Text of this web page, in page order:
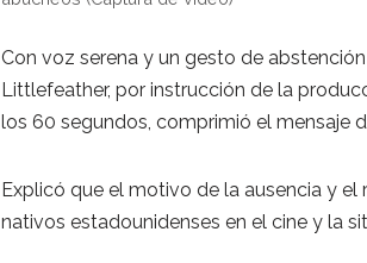
Con voz serena y un gesto de
Littlefeather, por instrucción de la
los 60 segundos, comprimió el mensaje
Explicó que el motivo de la ausencia y
nativos estadounidenses en el cine y la